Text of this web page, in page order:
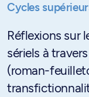
Cycles
Réflexions sur
sériels à
(roman-